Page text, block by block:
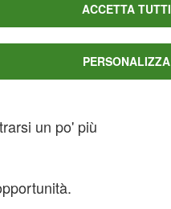
concentrarvi
un po' più
ACCETTA TUTTI
PERSONALIZZA